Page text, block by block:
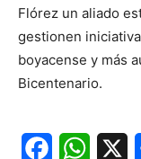
Flórez un aliado
gestionen
boyacense y más
Bicentenario.
Facebook